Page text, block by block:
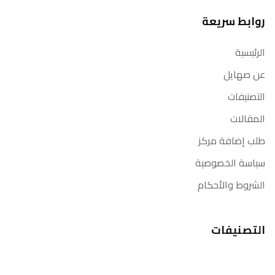
روابط سريعة
الرئيسية
عن صهايل
التصنيفات
المقالات
طلب إضافة مركز
سياسة الخصوصية
الشروط والأحكام
التصنيفات